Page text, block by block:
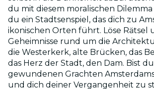
du mit diesem moralischen Dilemma
du ein Stadtsenspiel, das dich zu
ikonischen Orten führt. Löse Rätsel
Geheimnisse rund um die
die Westerkerk, alte Brücken, das
das Herz der Stadt, den Dam. Bist
gewundenen Grachten
und dich deiner Vergangenheit zu